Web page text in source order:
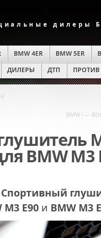
дилеры
BMW 4ER BMW 5ER
ДИЛЕРЫ ДТП ПРОТИВ
BMW i —
BMW M3
Спортивный
M3 E90 и BMW M3